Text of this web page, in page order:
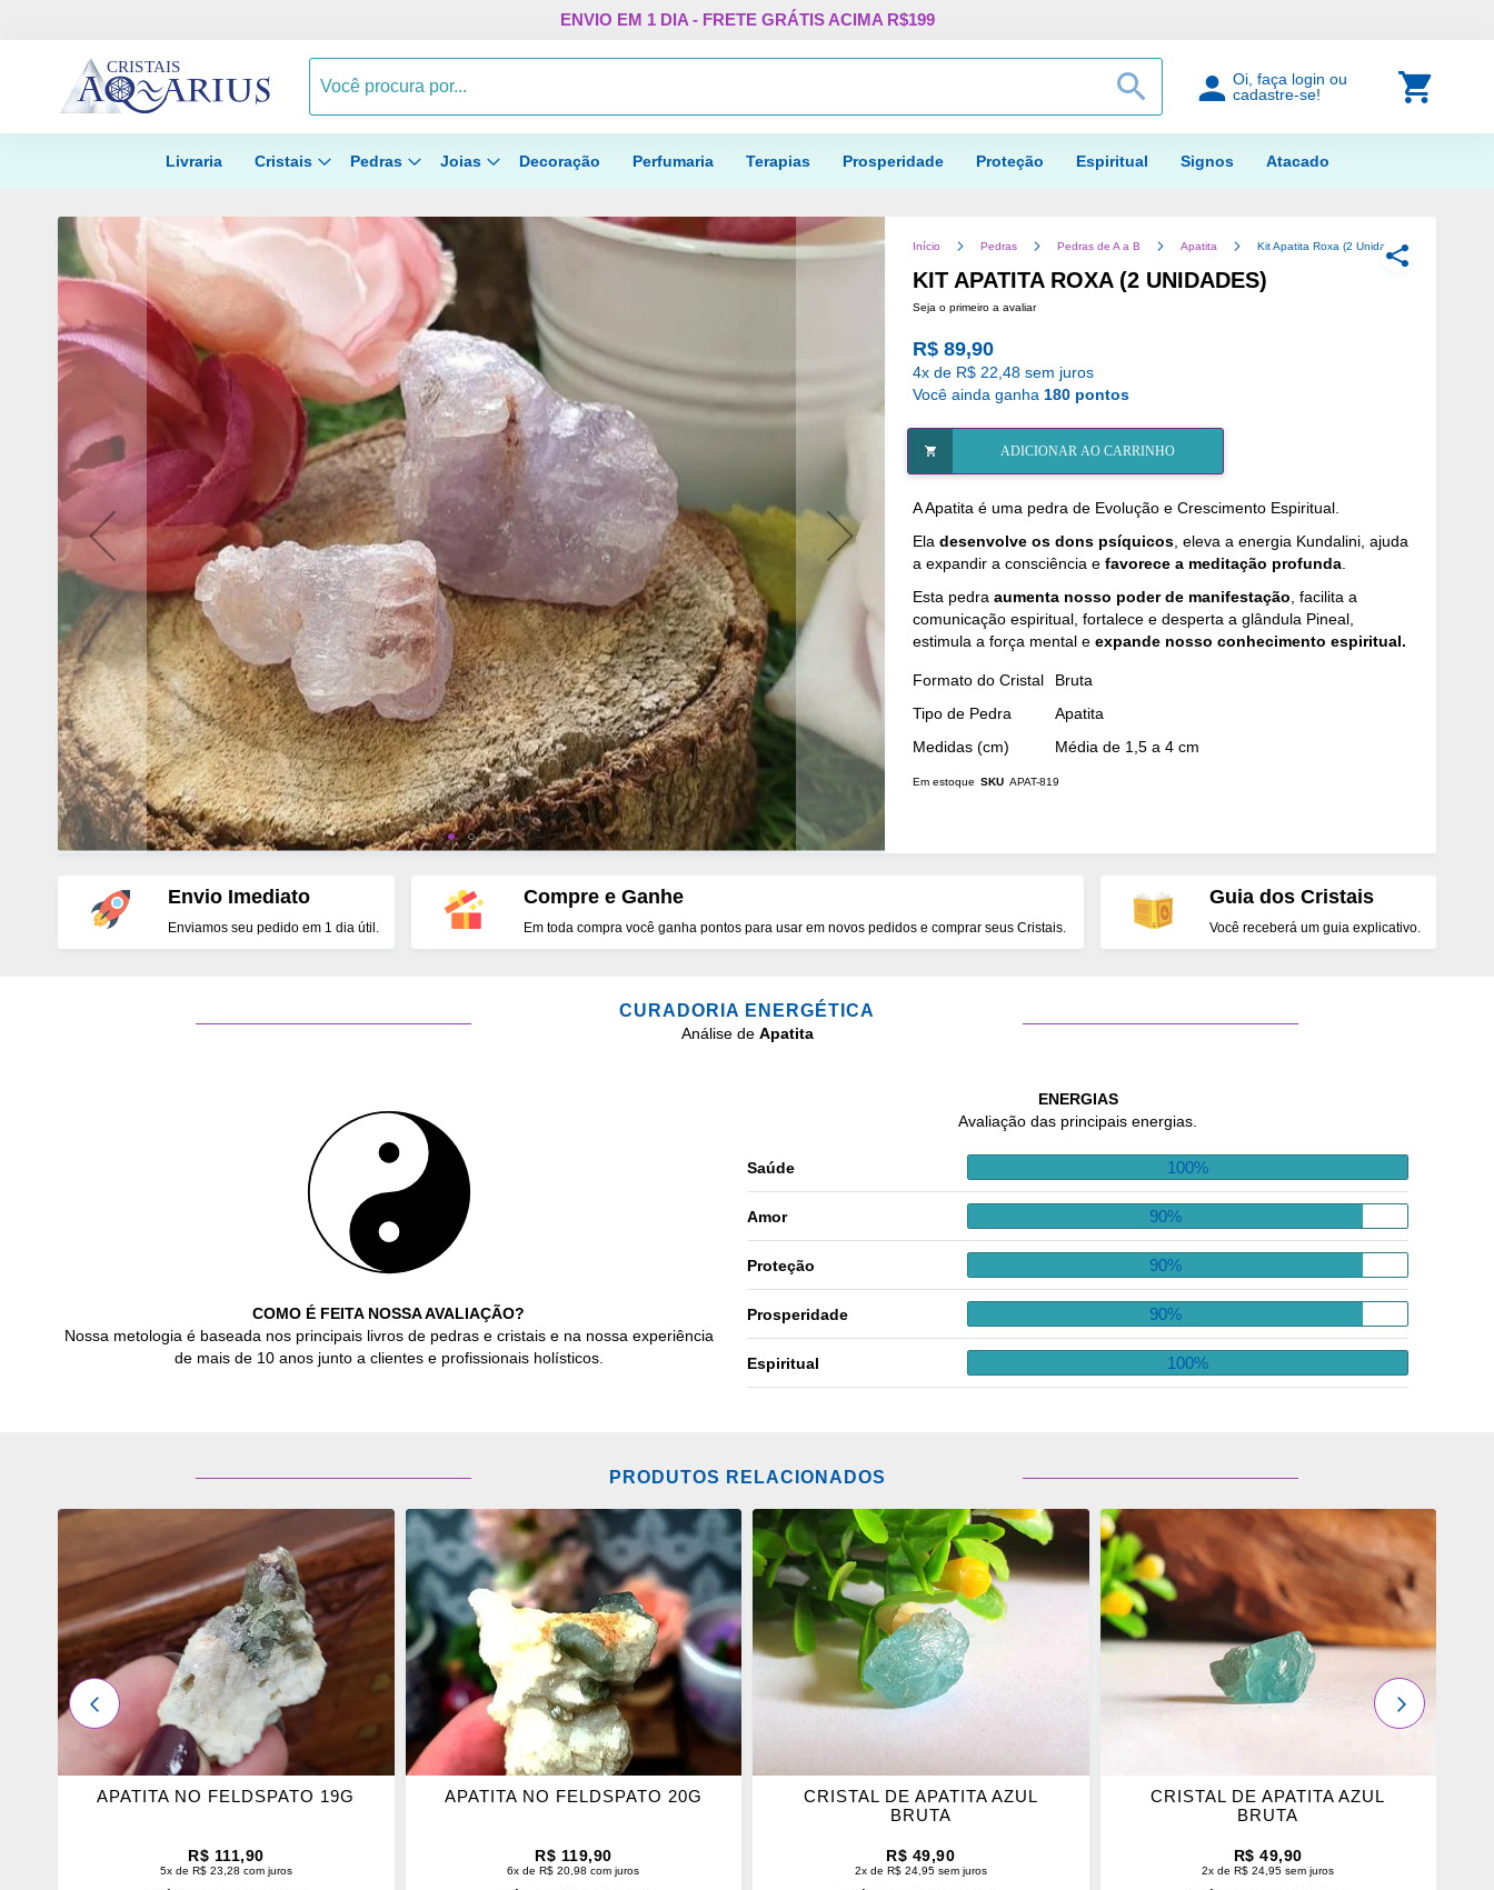
Pular
o
ENVIO EM 1 DIA - FRETE GRÁTIS ACIMA R$199
Procurar
PROCURAR
Oi, faça login ou
cadastre-se!
Livraria Cristais Pedras Joias Decoração Perfumaria Terapias Prosperidade Proteção Espiritual Signos Atacado
Início Pedras Pedras de A a B Apatita Kit Apatita Roxa (2 Unidades)
KIT APATITA ROXA (2 UNIDADES)
Seja o primeiro a avaliar
R$ 89,90
4x de R$ 22,48 sem juros
Você ainda ganha 180 pontos
ADICIONAR AO CARRINHO
A Apatita é uma pedra de Evolução e Crescimento Espiritual.
Ela desenvolve os dons psíquicos , eleva a energia Kundalini, ajuda
a expandir a consciência e favorece a meditação profunda
Esta pedra aumenta nosso poder de manifestação , facilita a
comunicação espiritual, fortalece e desperta a glândula Pineal,
estimula a força mental e expande nosso conhecimento espiritual.
Mais
Formato do Cristal
Bruta
Tipo de Pedra
Apatita
Medidas (cm)
Média de 1,5 a 4 cm
Em estoque SKU APAT-819
Envio Imediato
Enviamos seu pedido em 1 dia útil.
Compre e Ganhe
Em toda compra você ganha pontos para usar em novos pedidos e comprar seus Cristais.
Guia dos Cristais
Você receberá um guia explicativo.
CURADORIA ENERGÉTICA
Análise de Apatita
COMO É FEITA NOSSA AVALIAÇÃO?
Nossa metologia é baseada nos principais livros de pedras e cristais e na nossa experiência
de mais de 10 anos junto a clientes e profissionais holísticos.
ENERGIAS
Avaliação das principais energias.
Saúde 100%
Amor 90%
Proteção 90%
Prosperidade 90%
Espiritual 100%
PRODUTOS RELACIONADOS
FAVORITOS
APATITA NO FELDSPATO 19G
R$ 111,90
5x de R$ 23,28 com juros
ADICIONAR
OS
FAVORITOS
APATITA NO FELDSPATO 20G
R$ 119,90
6x de R$ 20,98 com juros
ADICIONAR
OS
FAVORITOS
CRISTAL DE APATITA AZUL
BRUTA
R$ 49,90
2x de R$ 24,95 sem juros
OS
FAVORITOS
CRISTAL DE APATITA AZUL
BRUTA
R$ 49,90
2x de R$ 24,95 sem juros
PRÓXIMO
ANTERIOR